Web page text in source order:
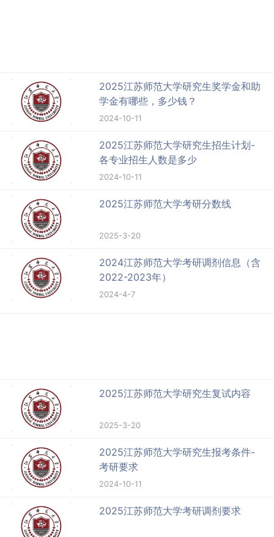
2025江苏师范大学研究生奖学金和助
学金有哪些，多少钱？
2024-10-11
2025江苏师范大学研究生招生计划-
各专业招生人数是多少
2024-10-11
2025江苏师范大学考研分数线
2025-3-20
2024江苏师范大学考研调剂信息（含
2022-2023年）
2024-4-7
2025江苏师范大学研究生复试内容
2025-3-20
2025江苏师范大学研究生报考条件-
考研要求
2024-10-11
2025江苏师范大学考研调剂要求